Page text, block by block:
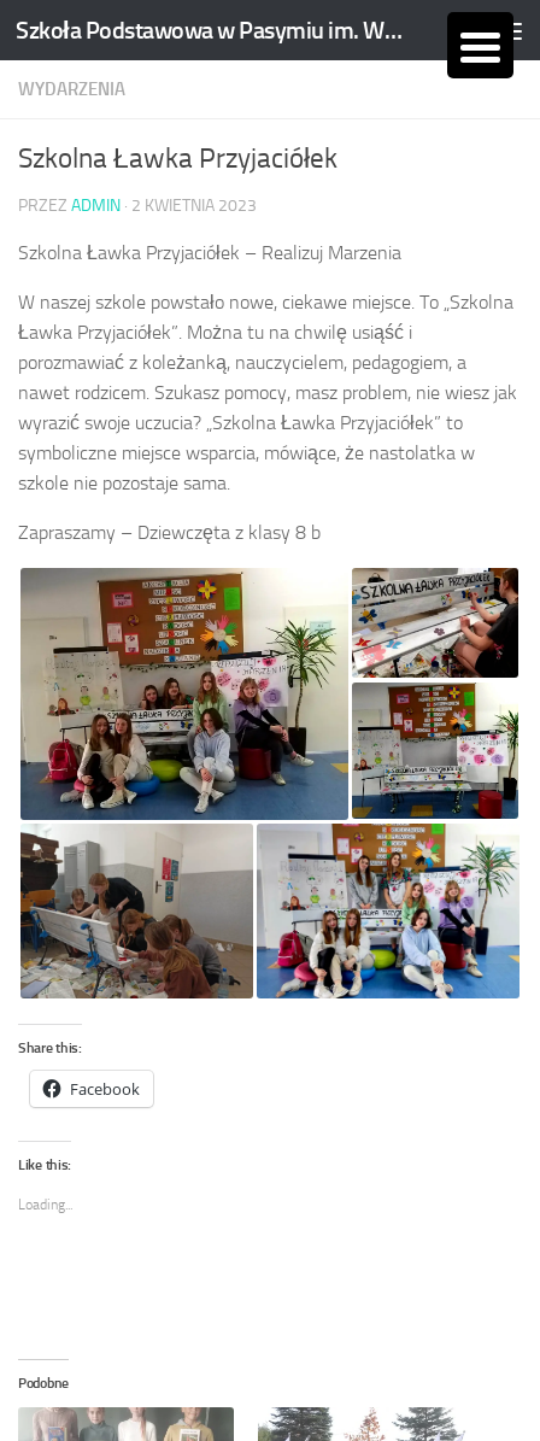
Skip to content Szkoła Podstawowa w Pasymiu im. Wojciecha Kętrzyńskiego
WYDARZENIA
Szkolna Ławka Przyjaciółek
PRZEZ ADMIN · 2 KWIETNIA 2023
Szkolna Ławka Przyjaciółek – Realizuj Marzenia
W naszej szkole powstało nowe, ciekawe miejsce. To „Szkolna
Ławka Przyjaciółek”. Można tu na chwilę usiąść i
porozmawiać z koleżanką, nauczycielem, pedagogiem, a
nawet rodzicem. Szukasz pomocy, masz problem, nie wiesz jak
wyrazić swoje uczucia? „Szkolna Ławka Przyjaciółek” to
symboliczne miejsce wsparcia, mówiące, że nastolatka w
szkole nie pozostaje sama.
Zapraszamy – Dziewczęta z klasy 8 b
Share this:
Facebook
Like this:
Loading...
Podobne